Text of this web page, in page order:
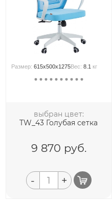
Размер:615x500x1275Вес:8.1 кг
выбран цвет:
TW_43 Голубая сетка
9 870 руб.
- +